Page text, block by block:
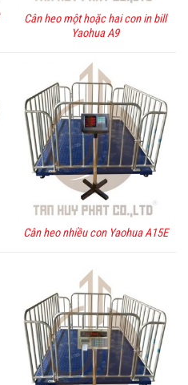
Cân heo một hoặc hai con in bill
Yaohua A9
Cân heo nhiều con Yaohua A15E